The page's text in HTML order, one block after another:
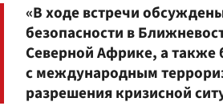
«В ходе встречи
безопасности в
Северной Африке, а также
с международным
разрешения кризисной